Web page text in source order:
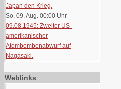
Japan den Krieg.
So, 09. Aug. 00:00 Uhr
09.08.1945: Zweiter US-
amerikanischer
Atombombenabwurf auf
Nagasaki.
Weblinks